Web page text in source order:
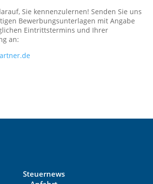
Sie kennenzulernen! Senden Sie uns
Bewerbungsunterlagen mit Angabe
Eintrittstermins und Ihrer
an:
Steuernews